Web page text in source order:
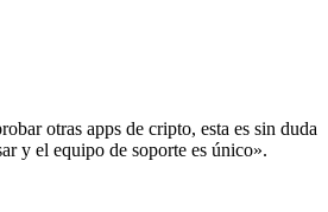
otras apps de cripto, esta es sin duda
y el equipo de soporte es único».